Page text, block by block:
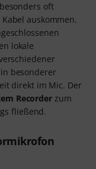
oft
auskommen.
lokale
besonderer
direkt im Mic. Der
Recorderzum
fließend.